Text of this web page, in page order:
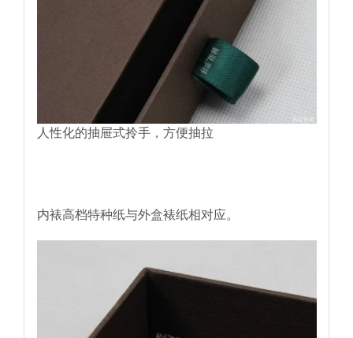
人性化的抽屉式拎手，方便抽拉
内裱高档特种纸与外盒裱纸相对应。